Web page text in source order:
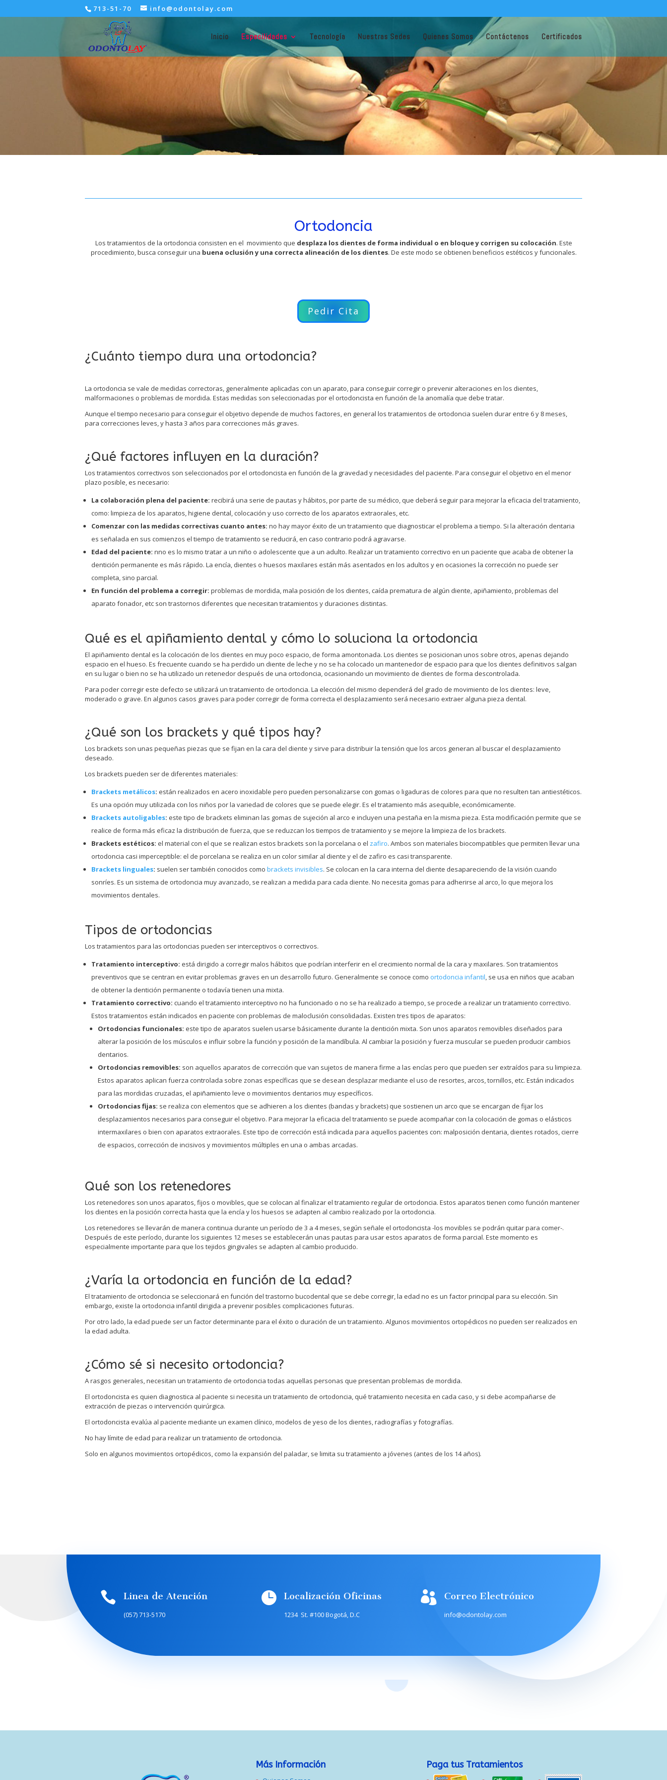
713-51-70 info@odontolay.com
Inicio Especilidades Tecnología Nuestras Sedes Quienes Somos Contáctenos Certificados
Ortodoncia
Los tratamientos de la ortodoncia consisten en el movimiento que desplaza los dientes de forma individual o en bloque y corrigen su colocación. Este
procedimiento, busca conseguir una buena oclusión y una correcta alineación de los dientes. De este modo se obtienen beneficios estéticos y funcionales.
Pedir Cita
¿Cuánto tiempo dura una ortodoncia?
La ortodoncia se vale de medidas correctoras, generalmente aplicadas con un aparato, para conseguir corregir o prevenir alteraciones en los dientes,
malformaciones o problemas de mordida. Estas medidas son seleccionadas por el ortodoncista en función de la anomalía que debe tratar.
Aunque el tiempo necesario para conseguir el objetivo depende de muchos factores, en general los tratamientos de ortodoncia suelen durar entre 6 y 8 meses,
para correcciones leves, y hasta 3 años para correcciones más graves.
¿Qué factores influyen en la duración?
Los tratamientos correctivos son seleccionados por el ortodoncista en función de la gravedad y necesidades del paciente. Para conseguir el objetivo en el menor
plazo posible, es necesario:
La colaboración plena del paciente: recibirá una serie de pautas y hábitos, por parte de su médico, que deberá seguir para mejorar la eficacia del tratamiento,
como: limpieza de los aparatos, higiene dental, colocación y uso correcto de los aparatos extraorales, etc.
Comenzar con las medidas correctivas cuanto antes: no hay mayor éxito de un tratamiento que diagnosticar el problema a tiempo. Si la alteración dentaria
es señalada en sus comienzos el tiempo de tratamiento se reducirá, en caso contrario podrá agravarse.
Edad del paciente: nno es lo mismo tratar a un niño o adolescente que a un adulto. Realizar un tratamiento correctivo en un paciente que acaba de obtener la
dentición permanente es más rápido. La encía, dientes o huesos maxilares están más asentados en los adultos y en ocasiones la corrección no puede ser
completa, sino parcial.
En función del problema a corregir: problemas de mordida, mala posición de los dientes, caída prematura de algún diente, apiñamiento, problemas del
aparato fonador, etc son trastornos diferentes que necesitan tratamientos y duraciones distintas.
Qué es el apiñamiento dental y cómo lo soluciona la ortodoncia
El apiñamiento dental es la colocación de los dientes en muy poco espacio, de forma amontonada. Los dientes se posicionan unos sobre otros, apenas dejando
espacio en el hueso. Es frecuente cuando se ha perdido un diente de leche y no se ha colocado un mantenedor de espacio para que los dientes definitivos salgan
en su lugar o bien no se ha utilizado un retenedor después de una ortodoncia, ocasionando un movimiento de dientes de forma descontrolada.
Para poder corregir este defecto se utilizará un tratamiento de ortodoncia. La elección del mismo dependerá del grado de movimiento de los dientes: leve,
moderado o grave. En algunos casos graves para poder corregir de forma correcta el desplazamiento será necesario extraer alguna pieza dental.
¿Qué son los brackets y qué tipos hay?
Los brackets son unas pequeñas piezas que se fijan en la cara del diente y sirve para distribuir la tensión que los arcos generan al buscar el desplazamiento
deseado.
Los brackets pueden ser de diferentes materiales:
Brackets metálicos: están realizados en acero inoxidable pero pueden personalizarse con gomas o ligaduras de colores para que no resulten tan antiestéticos.
Es una opción muy utilizada con los niños por la variedad de colores que se puede elegir. Es el tratamiento más asequible, económicamente.
Brackets autoligables: este tipo de brackets eliminan las gomas de sujeción al arco e incluyen una pestaña en la misma pieza. Esta modificación permite que se
realice de forma más eficaz la distribución de fuerza, que se reduzcan los tiempos de tratamiento y se mejore la limpieza de los brackets.
Brackets estéticos: el material con el que se realizan estos brackets son la porcelana o el zafiro. Ambos son materiales biocompatibles que permiten llevar una
ortodoncia casi imperceptible: el de porcelana se realiza en un color similar al diente y el de zafiro es casi transparente.
Brackets linguales: suelen ser también conocidos como brackets invisibles. Se colocan en la cara interna del diente desapareciendo de la visión cuando
sonríes. Es un sistema de ortodoncia muy avanzado, se realizan a medida para cada diente. No necesita gomas para adherirse al arco, lo que mejora los
movimientos dentales.
Tipos de ortodoncias
Los tratamientos para las ortodoncias pueden ser interceptivos o correctivos.
Tratamiento interceptivo: está dirigido a corregir malos hábitos que podrían interferir en el crecimiento normal de la cara y maxilares. Son tratamientos
preventivos que se centran en evitar problemas graves en un desarrollo futuro. Generalmente se conoce como ortodoncia infantil, se usa en niños que acaban
de obtener la dentición permanente o todavía tienen una mixta.
Tratamiento correctivo: cuando el tratamiento interceptivo no ha funcionado o no se ha realizado a tiempo, se procede a realizar un tratamiento correctivo.
Estos tratamientos están indicados en paciente con problemas de maloclusión consolidadas. Existen tres tipos de aparatos:
Ortodoncias funcionales: este tipo de aparatos suelen usarse básicamente durante la dentición mixta. Son unos aparatos removibles diseñados para
alterar la posición de los músculos e influir sobre la función y posición de la mandíbula. Al cambiar la posición y fuerza muscular se pueden producir cambios
dentarios.
Ortodoncias removibles: son aquellos aparatos de corrección que van sujetos de manera firme a las encías pero que pueden ser extraídos para su limpieza.
Estos aparatos aplican fuerza controlada sobre zonas específicas que se desean desplazar mediante el uso de resortes, arcos, tornillos, etc. Están indicados
para las mordidas cruzadas, el apiñamiento leve o movimientos dentarios muy específicos.
Ortodoncias fijas: se realiza con elementos que se adhieren a los dientes (bandas y brackets) que sostienen un arco que se encargan de fijar los
desplazamientos necesarios para conseguir el objetivo. Para mejorar la eficacia del tratamiento se puede acompañar con la colocación de gomas o elásticos
intermaxilares o bien con aparatos extraorales. Este tipo de corrección está indicada para aquellos pacientes con: malposición dentaria, dientes rotados, cierre
de espacios, corrección de incisivos y movimientos múltiples en una o ambas arcadas.
Qué son los retenedores
Los retenedores son unos aparatos, fijos o movibles, que se colocan al finalizar el tratamiento regular de ortodoncia. Estos aparatos tienen como función mantener
los dientes en la posición correcta hasta que la encía y los huesos se adapten al cambio realizado por la ortodoncia.
Los retenedores se llevarán de manera continua durante un período de 3 a 4 meses, según señale el ortodoncista -los movibles se podrán quitar para comer-.
Después de este período, durante los siguientes 12 meses se establecerán unas pautas para usar estos aparatos de forma parcial. Este momento es
especialmente importante para que los tejidos gingivales se adapten al cambio producido.
¿Varía la ortodoncia en función de la edad?
El tratamiento de ortodoncia se seleccionará en función del trastorno bucodental que se debe corregir, la edad no es un factor principal para su elección. Sin
embargo, existe la ortodoncia infantil dirigida a prevenir posibles complicaciones futuras.
Por otro lado, la edad puede ser un factor determinante para el éxito o duración de un tratamiento. Algunos movimientos ortopédicos no pueden ser realizados en
la edad adulta.
¿Cómo sé si necesito ortodoncia?
A rasgos generales, necesitan un tratamiento de ortodoncia todas aquellas personas que presentan problemas de mordida.
El ortodoncista es quien diagnostica al paciente si necesita un tratamiento de ortodoncia, qué tratamiento necesita en cada caso, y si debe acompañarse de
extracción de piezas o intervención quirúrgica.
El ortodoncista evalúa al paciente mediante un examen clínico, modelos de yeso de los dientes, radiografías y fotografías.
No hay límite de edad para realizar un tratamiento de ortodoncia.
Solo en algunos movimientos ortopédicos, como la expansión del paladar, se limita su tratamiento a jóvenes (antes de los 14 años).
 Linea de Atención
(057) 713-5170
 Localización Oficinas
1234 St. #100 Bogotá, D.C
 Correo Electrónico
info@odontolay.com
Más Información Paga tus Tratamientos